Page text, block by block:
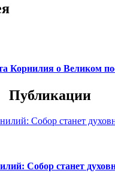
Корнилия о Великом
Публикации
Собор станет